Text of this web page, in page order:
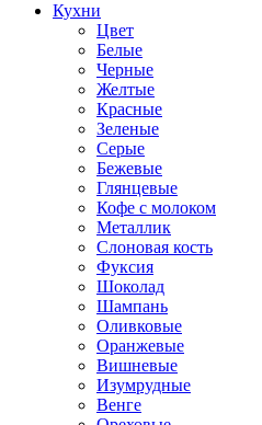
Кухни
Цвет
Белые
Черные
Желтые
Красные
Зеленые
Серые
Бежевые
Глянцевые
Кофе с молоком
Металлик
Слоновая кость
Фуксия
Шоколад
Шампань
Оливковые
Оранжевые
Вишневые
Изумрудные
Венге